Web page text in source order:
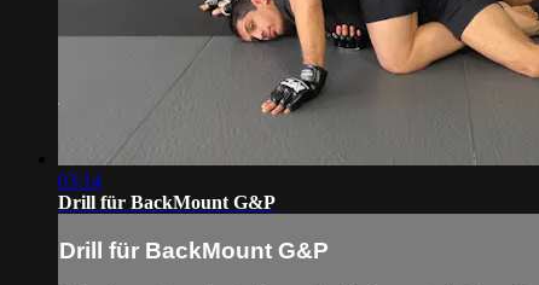
03:14
Drill für BackMount G&P
Drill für BackMount G&P